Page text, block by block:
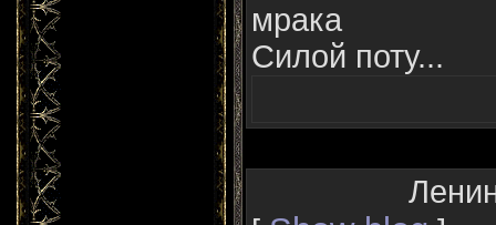
мрака
Силой поту...